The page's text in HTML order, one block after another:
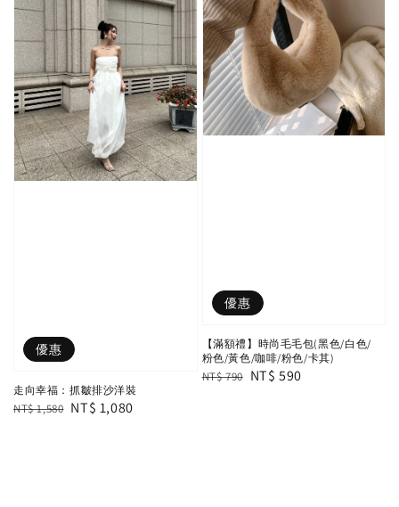
優惠
走向幸福：抓皺排沙洋裝
Regular
NT$ 1,580 Sale
NT$ 1,080
優惠
【滿額禮】時尚毛毛包(黑色/白色/
粉色/黃色/咖啡/粉色/卡其)
Regular
NT$ 790 Sale
NT$ 590